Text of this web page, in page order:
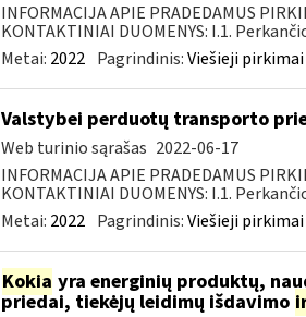
INFORMACIJA APIE PRADEDAMUS
KONTAKTINIAI DUOMENYS: I.1.
Metai: 2022 Pagrindinis:Viešieji pirkimai
Valstybei perduotų transporto
Web turinio sąrašas 2022-06-17
INFORMACIJA APIE PRADEDAMUS
KONTAKTINIAI DUOMENYS: I.1.
Metai: 2022 Pagrindinis:Viešieji pirkimai
Kokia yra energinių produktų,
priedai, tiekėjų leidimų išdavimo